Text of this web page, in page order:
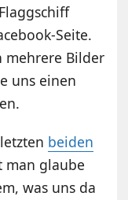
Seite.
mehrere Bilder
uns einen
beiden
man glaube
was uns da